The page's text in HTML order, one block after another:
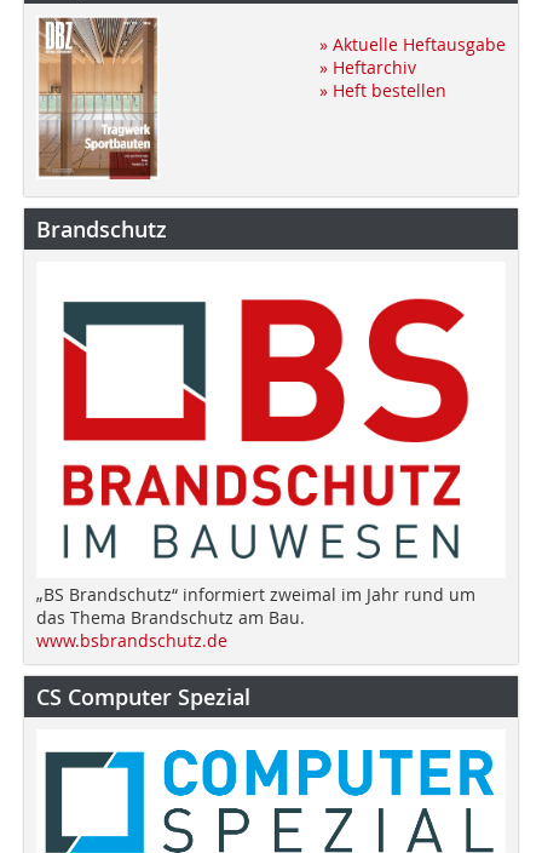
» Aktuelle Heftausgabe
» Heftarchiv
» Heft bestellen
Brandschutz
„BS Brandschutz“ informiert zweimal im Jahr rund um
das Thema Brandschutz am Bau.
www.bsbrandschutz.de
CS Computer Spezial